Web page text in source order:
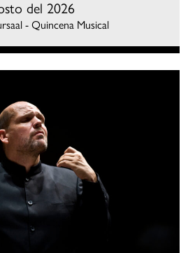
del 2026
- Quincena Musical